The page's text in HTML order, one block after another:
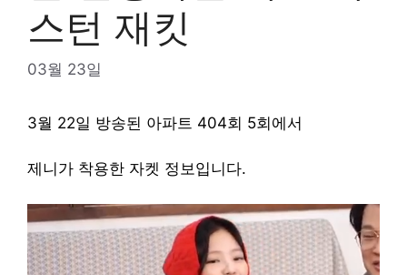
스턴 재킷
03월 23일
3월 22일 방송된 아파트 404회 5회에서
제니가 착용한 자켓 정보입니다.